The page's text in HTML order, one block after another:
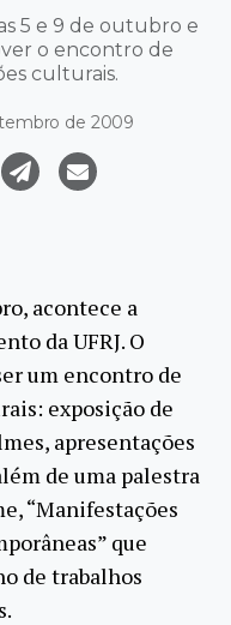
5 e 9 de outubro e
o encontro de
culturais.
de 2009
acontece a
da UFRJ. O
um encontro de
exposição de
apresentações
de uma palestra
“Manifestações
que
de trabalhos